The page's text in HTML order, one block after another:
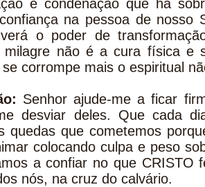
e condenação que há
na pessoa de nosso
o poder de
milagre não é a cura física e
corrompe mais o espiritual
Senhor ajude-me a ficar
desviar deles. Que cada
quedas que cometemos
colocando culpa e peso
a confiar no que CRISTO
nós, na cruz do calvário.